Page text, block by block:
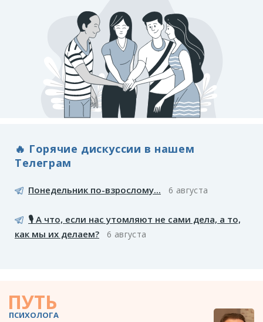
🔥 Горячие дискуссии в нашем
Телеграм
Понедельник по-взрослому... 6 августа
🎙️ А что, если нас утомляют не сами дела, а то,
как мы их делаем?
6 августа
ПУТЬ
ПСИХОЛОГА